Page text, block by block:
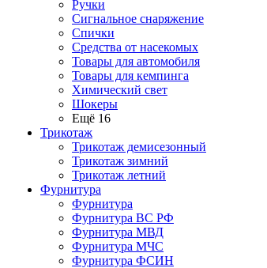
Ручки
Сигнальное снаряжение
Спички
Средства от насекомых
Товары для автомобиля
Товары для кемпинга
Химический свет
Шокеры
Ещё 16
Трикотаж
Трикотаж демисезонный
Трикотаж зимний
Трикотаж летний
Фурнитура
Фурнитура
Фурнитура ВС РФ
Фурнитура МВД
Фурнитура МЧС
Фурнитура ФСИН